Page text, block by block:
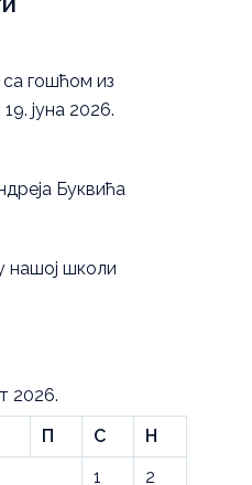
гошћом из
јуна 2026.
Буквића
нашој школи
2026.
П С
Н
1
2